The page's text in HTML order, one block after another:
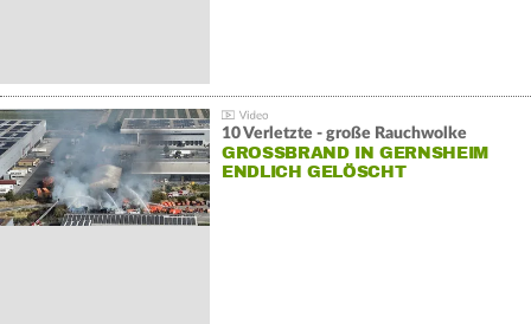
10 Verletzte - große Rauchwolke
GROSSBRAND IN GERNSHEIM E
NDLICH GELÖSCHT